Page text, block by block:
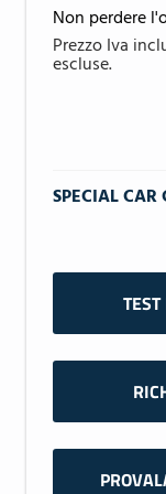
Non perdere
SPECIAL CAR